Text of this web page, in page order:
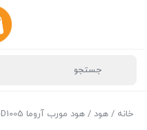
خانه / هود / هود مورب آروما AR-D1005